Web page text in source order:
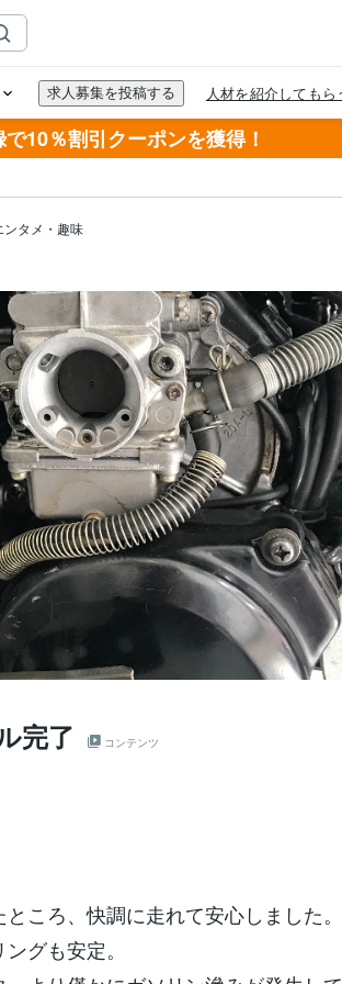
10％割引クーポンを獲得！
ンタメ・趣味
完了 コンテンツ
ころ、快調に走れて安心しました。
グも安定。